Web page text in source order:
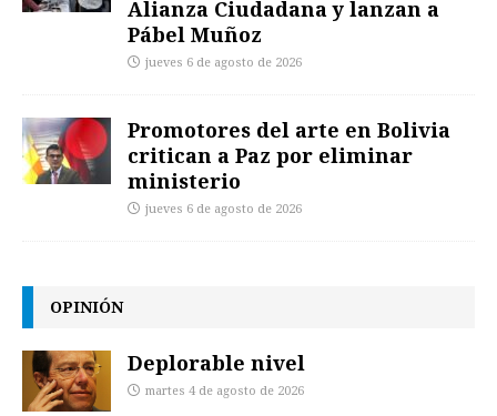
Alianza Ciudadana y lanzan a
Pábel Muñoz
jueves 6 de agosto de 2026
Promotores del arte en Bolivia
critican a Paz por eliminar
ministerio
jueves 6 de agosto de 2026
OPINIÓN
Deplorable nivel
martes 4 de agosto de 2026